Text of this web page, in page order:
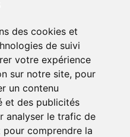
des cookies et
de suivi
votre expérience
sur notre site, pour
un contenu
et des publicités
analyser le trafic de
comprendre la